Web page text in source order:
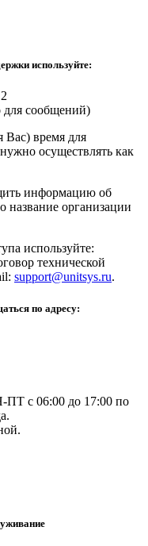
используйте:
для сообщений)
Вас) время для
осуществлять как
информацию об
название организации
используйте:
технической
support@unitsys.ru.
по адресу:
ПТ с 06:00 до 17:00 по